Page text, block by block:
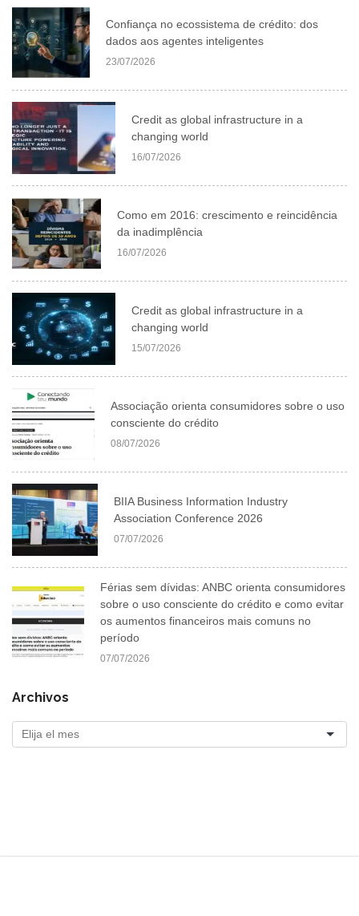
Confiança no ecossistema de crédito: dos
dados aos agentes inteligentes
23/07/2026
Credit as global infrastructure in a
changing world
16/07/2026
Como em 2016: crescimento e reincidência
da inadimplência
16/07/2026
Credit as global infrastructure in a
changing world
15/07/2026
Associação orienta consumidores sobre o uso
consciente do crédito
08/07/2026
BIIA Business Information Industry
Association Conference 2026
07/07/2026
Férias sem dívidas: ANBC orienta consumidores
sobre o uso consciente do crédito e como evitar
os aumentos financeiros mais comuns no
período
07/07/2026
Archivos